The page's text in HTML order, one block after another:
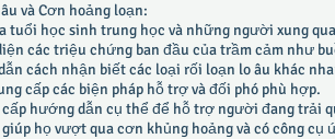
và Cơn hoảng loạn:
tuổi học sinh trung học và những người xung
các triệu chứng ban đầu của trầm cảm như
cách nhận biết các loại rối loạn lo âu khác
cấp các biện pháp hỗ trợ và đối phó phù hợp.
cấp hướng dẫn cụ thể để hỗ trợ người đang trải
họ vượt qua cơn khủng hoảng và có công